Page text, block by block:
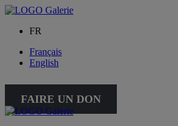
FR
Français
English
FAIRE UN DON